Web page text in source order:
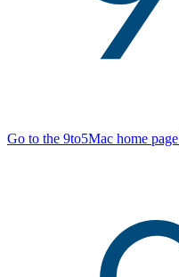
Go to the 9to5Mac home page